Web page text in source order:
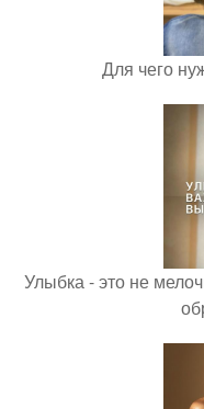
Для чего
Улыбка - это не